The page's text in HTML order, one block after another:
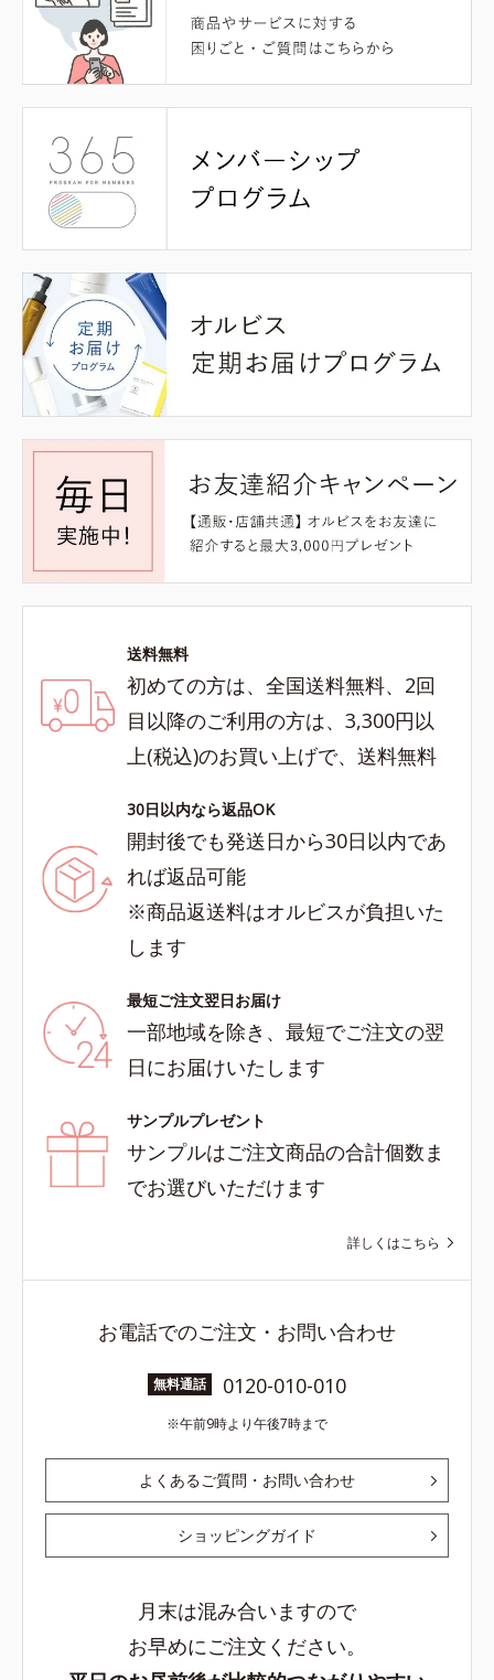
送料無料
初めての方は、全国送料無料、2回
目以降のご利用の方は、3,300円以
上(税込)のお買い上げで、送料無料
30日以内なら返品OK
開封後でも発送日から30日以内であ
れば返品可能
※商品返送料はオルビスが負担いた
します
最短ご注文翌日お届け
一部地域を除き、最短でご注文の翌
日にお届けいたします
サンプルプレゼント
サンプルはご注文商品の合計個数ま
でお選びいただけます
詳しくはこちら
お電話でのご注文・お問い合わせ
無料通話 0120-010-010
午前9時より午後7時まで
よくあるご質問・お問い合わせ
ショッピングガイド
月末は混み合いますので
お早めにご注文ください。